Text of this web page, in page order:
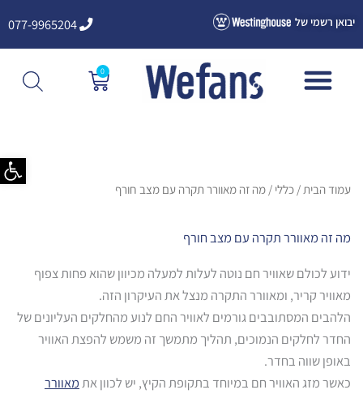
פתח
לתוכן
יבואן רשמי של 077-9965204
0
עגלת
קניות
עמוד הבית / כללי / מה זה מאוורר תקרה עם מצב חורף
מה זה מאוורר תקרה עם מצב חורף
ידוע לכולם שאוויר חם נוטה לעלות למעלה מכיוון שהוא פחות צפוף
מאוויר קריר, ומאוורר התקרה מנצל את העיקרון הזה.
הלהבים המסתובבים גורמים לאוויר החם לנוע מהחלקים העליונים של
החדר לחלקים הנמוכים, תהליך מתמשך זה משמש להפצת האוויר
באופן שווה בחדר.
כאשר מזג האוויר חם במיוחד בתקופת הקיץ, יש לכוון אתמאוורר